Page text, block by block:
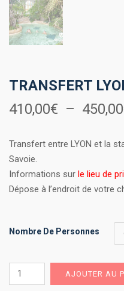
TRANSFERT
410,00€ – 450,00
Transfert entre LYON et la
Savoie.
Informations sur le lieu de
Dépose à l’endroit de votre
Nombre De Personnes
quantité
de
AJOUTER AU